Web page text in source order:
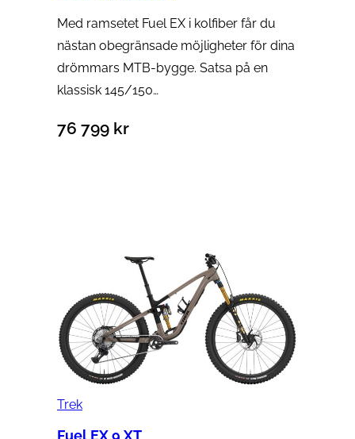
Med ramsetet Fuel EX i kolfiber får du
nästan obegränsade möjligheter för dina
drömmars MTB-bygge. Satsa på en
klassisk 145/150…
76 799 kr
Trek
Fuel EX 9 XT